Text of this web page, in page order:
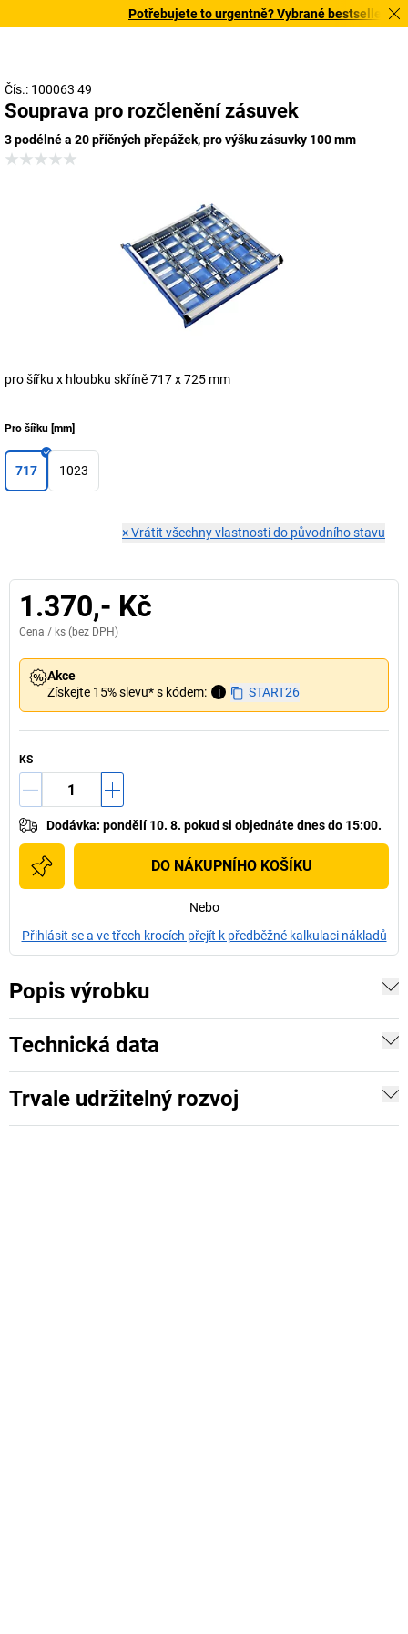
Potřebujete to urgentně? Vybrané bestsellery
Čís.: 100063 49
Souprava pro rozčlenění zásuvek
3 podélné a 20 příčných přepážek, pro výšku zásuvky 100 mm
pro šířku x hloubku skříně 717 x 725 mm
Pro šířku [mm]
717 1023
×Vrátit všechny vlastnosti do původního stavu
1.370,- Kč
Cena / ks (bez DPH)
Akce
Získejte 15% slevu* s kódem:
i START26
KS
Dodávka: pondělí 10. 8. pokud si objednáte dnes do 15:00.
DO NÁKUPNÍHO KOŠÍKU
Nebo
Přihlásit se a ve třech krocích přejít k předběžné kalkulaci nákladů
Popis výrobku
Technická data
Trvale udržitelný rozvoj